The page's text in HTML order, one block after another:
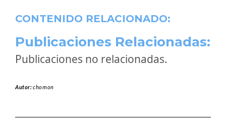
CONTENIDO RELACIONADO:
Publicaciones Relacionadas:
Publicaciones no relacionadas.
Autor:chomon